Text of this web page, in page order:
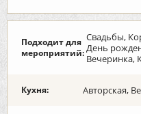
Подходит для
мероприятий:
Свадьбы,
День
Вечеринка,
Кухня: Авторская,